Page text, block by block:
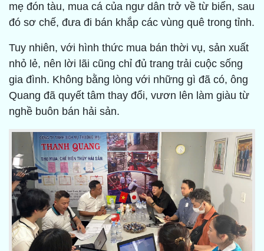
mẹ đón tàu, mua cá của ngư dân trở về từ biển, sau
đó sơ chế, đưa đi bán khắp các vùng quê trong tỉnh.
Tuy nhiên, với hình thức mua bán thời vụ, sản xuất
nhỏ lẻ, nên lời lãi cũng chỉ đủ trang trải cuộc sống
gia đình. Không bằng lòng với những gì đã có, ông
Quang đã quyết tâm thay đổi, vươn lên làm giàu từ
nghề buôn bán hải sản.